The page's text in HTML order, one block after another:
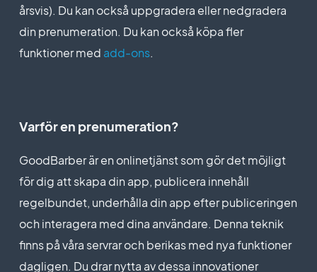
Pris för prenumeration på årsplan
Standard
vänlig
support, av GoodBarber-
$840/år
vänlig
support, av GoodBarber-
$1680/år
Fullständigt anpassningsbar
design
SEO-vänlig, AMP, ASO-
Support (riktig mänsklig
support, av GoodBarber-
teamet självt)
Pris för prenumeration på årsplan
årsvis). Du kan också uppgradera eller nedgradera
din prenumeration. Du kan också köpa fler
funktioner med add-ons.
Varför en prenumeration?
GoodBarber är en onlinetjänst som gör det möjligt
för dig att skapa din app, publicera innehåll
regelbundet, underhålla din app efter publiceringen
och interagera med dina användare. Denna teknik
finns på våra servrar och berikas med nya funktioner
dagligen. Du drar nytta av dessa innovationer